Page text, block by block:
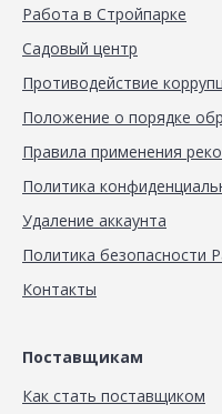
Работа в Стройпарке
Садовый центр
Противодействие
Положение о порядке
Правила применения
Политика
Удаление аккаунта
Политика безопасности
Контакты
Поставщикам
Как стать поставщиком